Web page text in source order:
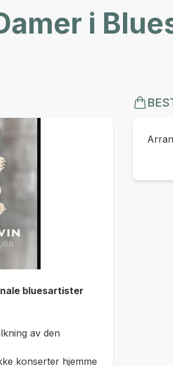
i
bluesartister
av den
konserter hjemme